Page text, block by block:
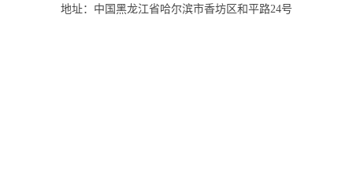
地址：中国黑龙江省哈尔滨市香坊区和平路24号